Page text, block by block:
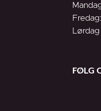
FØLG